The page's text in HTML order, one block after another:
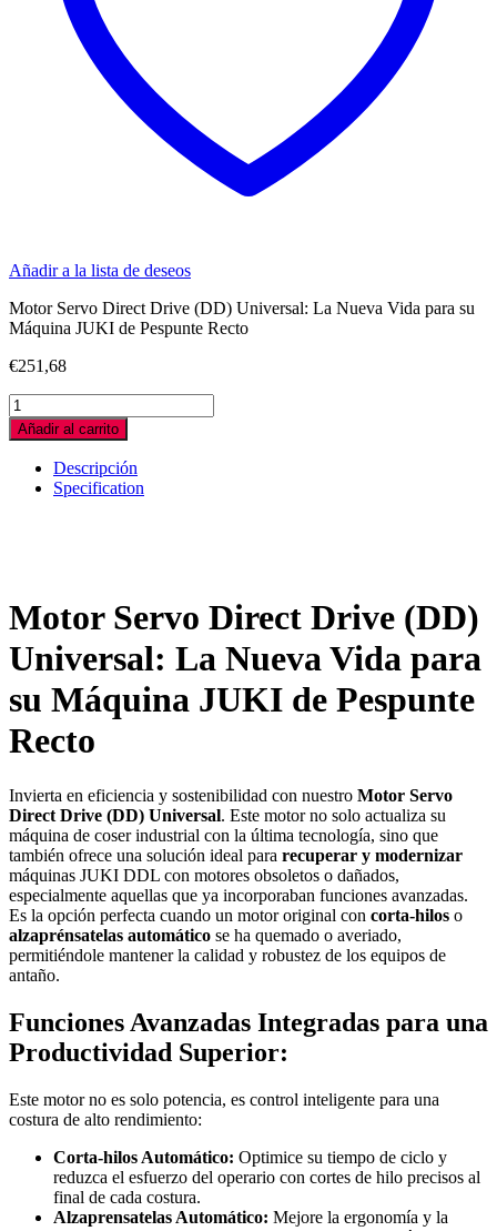
Añadir a la lista de deseos
Motor Servo Direct Drive (DD) Universal: La Nueva Vida para su
Máquina JUKI de Pespunte Recto
€251,68
MOTOR
CORTA
HILOS
PARA
MÁQUINA
Añadir al carrito
Descripción
Specification
Motor Servo Direct Drive (DD)
Universal: La Nueva Vida para
su Máquina JUKI de Pespunte
Recto
Invierta en eficiencia y sostenibilidad con nuestro Motor Servo
Direct Drive (DD) Universal. Este motor no solo actualiza su
máquina de coser industrial con la última tecnología, sino que
también ofrece una solución ideal para recuperar y modernizar
máquinas JUKI DDL con motores obsoletos o dañados,
especialmente aquellas que ya incorporaban funciones avanzadas.
Es la opción perfecta cuando un motor original con corta-hilos o
alzaprénsatelas automático se ha quemado o averiado,
permitiéndole mantener la calidad y robustez de los equipos de
antaño.
Funciones Avanzadas Integradas para una
Productividad Superior:
Este motor no es solo potencia, es control inteligente para una
costura de alto rendimiento:
Corta-hilos Automático: Optimice su tiempo de ciclo y
reduzca el esfuerzo del operario con cortes de hilo precisos al
final de cada costura.
Alzaprensatelas Automático: Mejore la ergonomía y la